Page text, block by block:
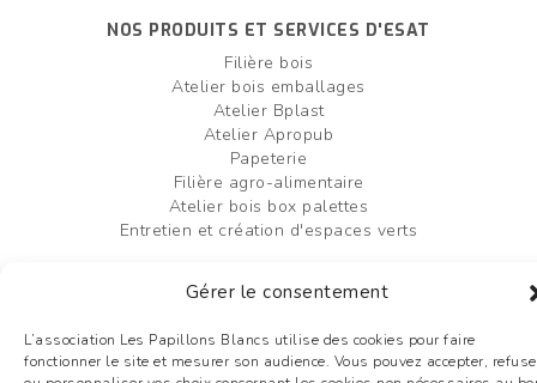
Gérer le consentement
L’association Les Papillons Blancs utilise des cookies pour faire
fonctionner le site et mesurer son audience. Vous pouvez accepter,
NOS PRODUITS ET SERVICES D'ESAT
Filière bois
Atelier bois emballages
Atelier Bplast
Atelier Apropub
Papeterie
Filière agro-alimentaire
Atelier bois box palettes
Entretien et création d'espaces verts
FAIRE UN DON OFFRES D'EMPLOI
Mentions légales
Liens utiles